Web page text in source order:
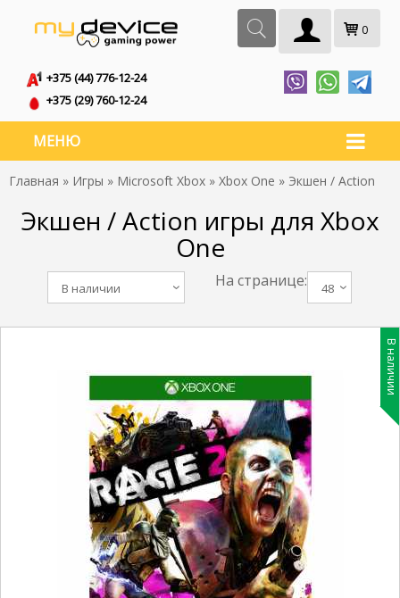
0
+375 (44) 776-12-24
+375 (29) 760-12-24
МЕНЮ
Главная » Игры » Microsoft Xbox » Xbox One » Экшен / Action
Экшен / Action игры для Xbox
One
На странице: 48
В наличии
В наличии